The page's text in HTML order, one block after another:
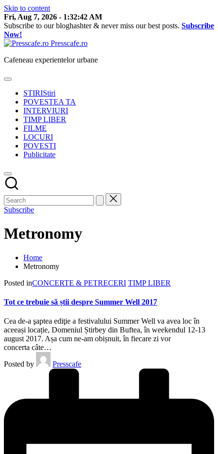
Skip to content
Fri, Aug 7, 2026 - 1:32:42 AM
Subscribe to our bloghashter & never miss our best posts. Subscribe
Now!
Presscafe.ro
Cafeneau experientelor urbane
STIRIStiri
POVESTEA TA
INTERVIURI
TIMP LIBER
FILME
LOCURI
POVESTI
Publicitate
Subscribe
Metronomy
Home
Metronomy
Posted inCONCERTE & PETRECERI TIMP LIBER
Tot ce trebuie să știi despre Summer Well 2017
Cea de-a şaptea ediţie a festivalului Summer Well va avea loc în
aceeași locație, Domeniul Știrbey din Buftea, în weekendul 12-13
august 2017. Așa cum ne-am obișnuit, în fiecare zi vor
concerta câte…
Posted by
Presscafe